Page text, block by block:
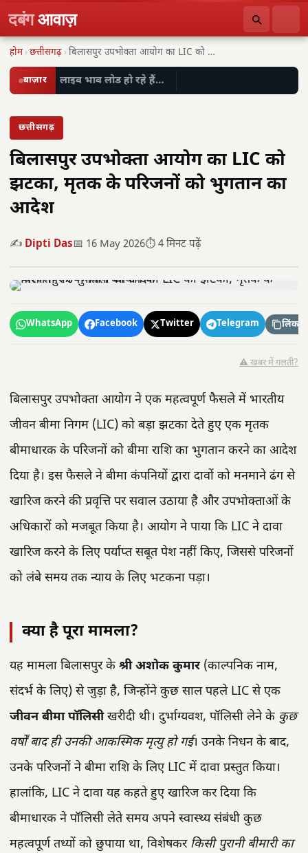
दबंगआवाज़
होम ›छत्तीसगढ़ › बिलासपुर उपभोक्ता आयोग का LIC को झटका, मृतक…
बाज़ार लाइव भाव लोड हो रहे हैं…
छत्तीसगढ़
बिलासपुर उपभोक्ता आयोग का LIC को
झटका, मृतक के परिजनों को भुगतान का
आदेश
✍️ Dipti Das📅 16 May 2026⏱️ 4 मिनट पढ़ें
WhatsApp Facebook Twitter Telegram लिंक
⚠️ खबर में गलती?
बिलासपुर उपभोक्ता आयोग ने एक महत्वपूर्ण फैसले में भारतीय
जीवन बीमा निगम (LIC) को बड़ा झटका देते हुए एक मृतक
बीमाधारक के परिजनों को बीमा राशि का भुगतान करने का आदेश
दिया है। इस फैसले ने बीमा कंपनियों द्वारा दावों को मनमाने ढंग से
खारिज करने की प्रवृत्ति पर सवाल उठाया है और उपभोक्ताओं के
अधिकारों को मजबूत किया है। आयोग ने पाया कि LIC ने दावा
खारिज करने के लिए पर्याप्त सबूत पेश नहीं किए, जिससे परिजनों
को लंबे समय तक न्याय के लिए भटकना पड़ा।
क्या है पूरा मामला?
यह मामला बिलासपुर के श्री अशोक कुमार(काल्पनिक नाम,
संदर्भ के लिए) से जुड़ा है, जिन्होंने कुछ साल पहले LIC से एक
जीवन बीमा पॉलिसीखरीदी थी। दुर्भाग्यवश, पॉलिसी लेने के कुछ
वर्षों बाद ही उनकी आकस्मिक मृत्यु हो गई। उनके निधन के बाद,
उनके परिजनों ने बीमा राशि के लिए LIC में दावा प्रस्तुत किया।
हालांकि, LIC ने दावा यह कहते हुए खारिज कर दिया कि
बीमाधारक ने पॉलिसी लेते समय अपने स्वास्थ्य संबंधी कुछ
महत्वपूर्ण तथ्यों को छुपाया था, विशेषकर किसी पुरानी बीमारी का